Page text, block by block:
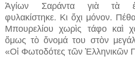
Ἁγίων Σαράντα γιὰ τὰ
φυλακίστηκε. Κι ὄχι μόνον.
Μπουρελίου χωρὶς τάφο καὶ
ὅμως τὸ ὄνομά του στὸν
«Οἱ Φωτοδότες τῶν Ἑλληνικῶν